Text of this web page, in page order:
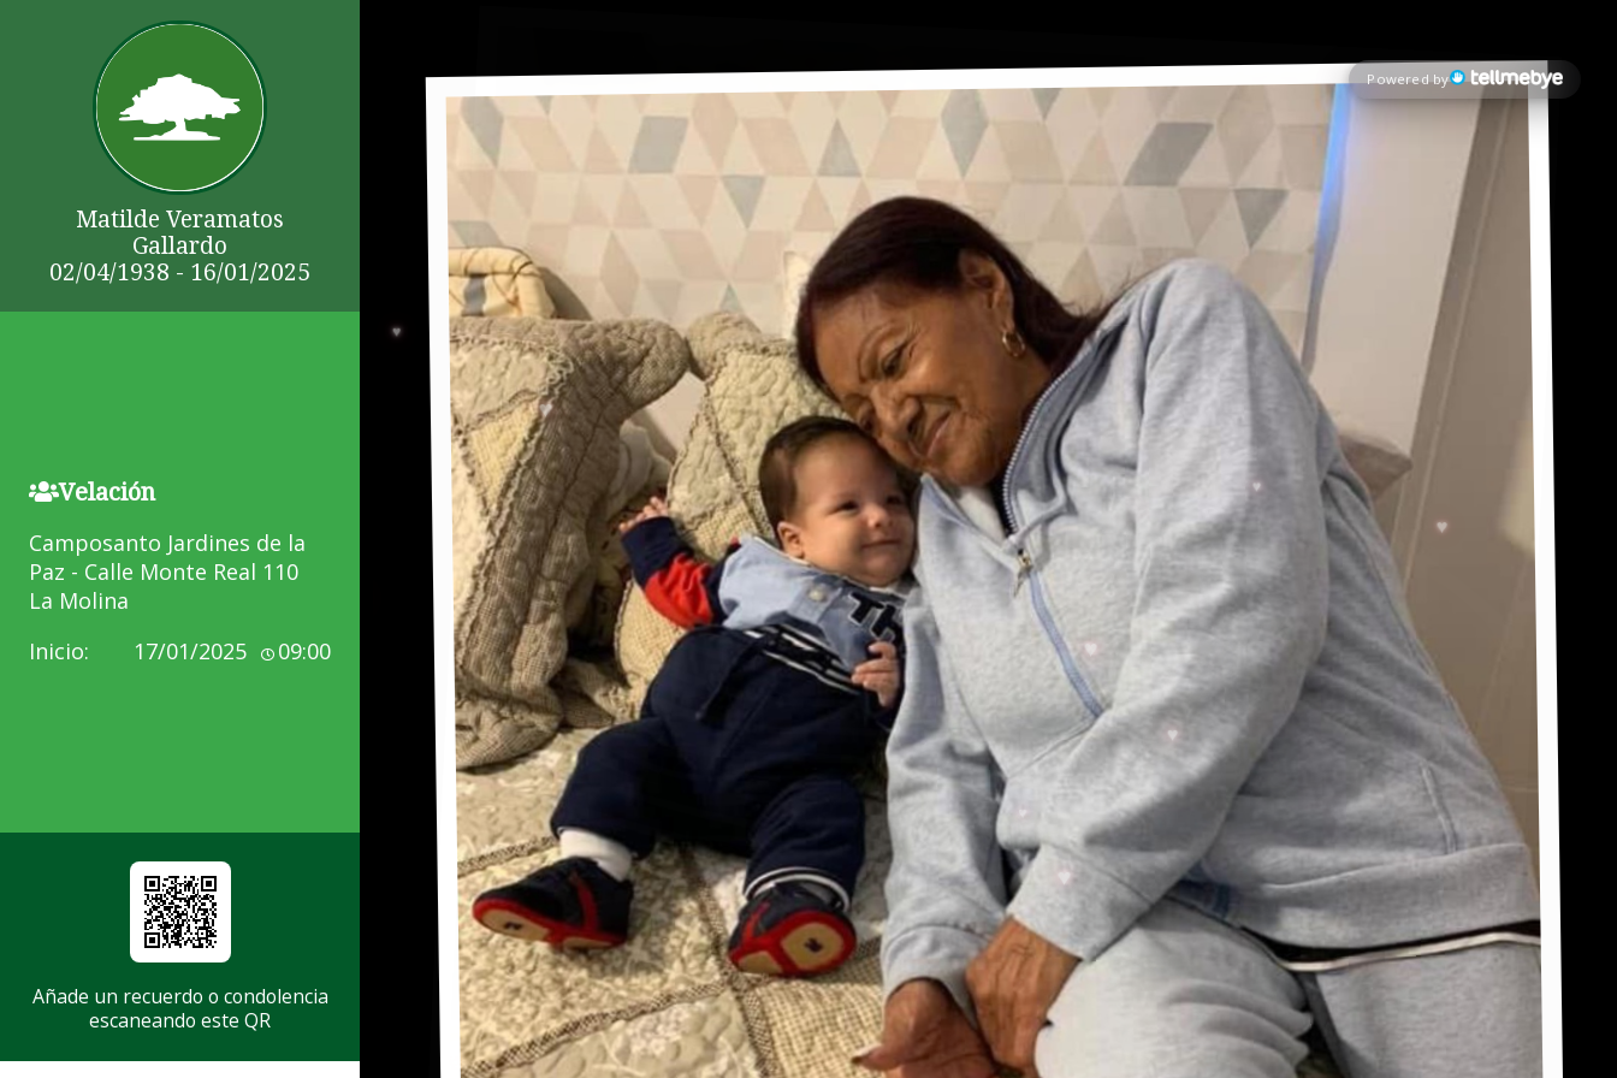
Matilde Veramatos
Gallardo
02/04/1938 - 16/01/2025
Velación
Camposanto Jardines de la
Paz - Calle Monte Real 110
La Molina
Inicio:
17/01/2025 09:00
Añade un recuerdo o condolencia
escaneando este QR
Powered by
Matilde
Veramatos Gallardo